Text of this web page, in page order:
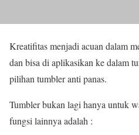
Kreatifitas menjadi acuan dalam
dan bisa di aplikasikan ke dalam
pilihan tumbler anti panas.
Tumbler bukan lagi hanya untuk
fungsi lainnya adalah :